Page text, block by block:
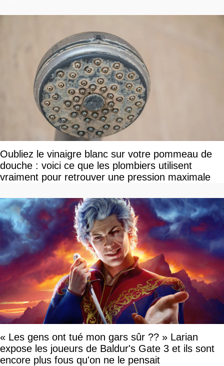
Oubliez le vinaigre blanc sur votre pommeau de
douche : voici ce que les plombiers utilisent
vraiment pour retrouver une pression maximale
« Les gens ont tué mon gars sûr ?? » Larian
expose les joueurs de Baldur's Gate 3 et ils sont
encore plus fous qu'on ne le pensait